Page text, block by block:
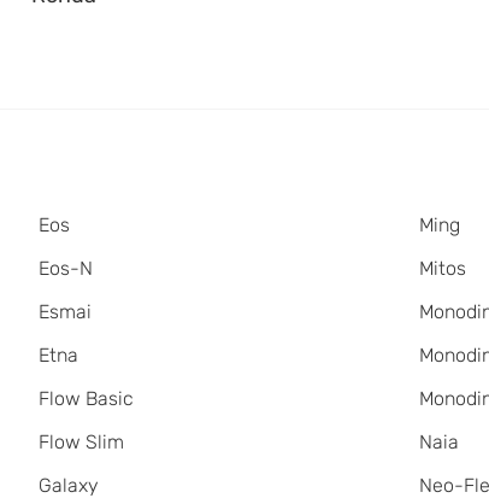
Eos
Eos-N
Esmai
Etna
Flow Basic
Flow Slim
Galaxy
Ming
Mitos
Naia
Neo-